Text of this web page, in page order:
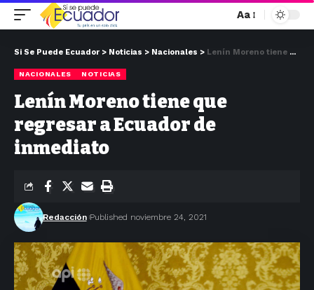
Aa
Si Se Puede Ecuador > Noticias > Nacionales > Lenín Moreno tiene que regresar a Ecuador de inmediato
NACIONALES NOTICIAS
Lenín Moreno tiene que
regresar a Ecuador de
inmediato
Redacción Published noviembre 24, 2021